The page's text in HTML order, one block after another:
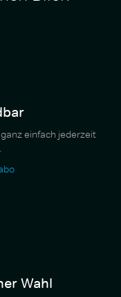
einfach jederzeit
Wahl